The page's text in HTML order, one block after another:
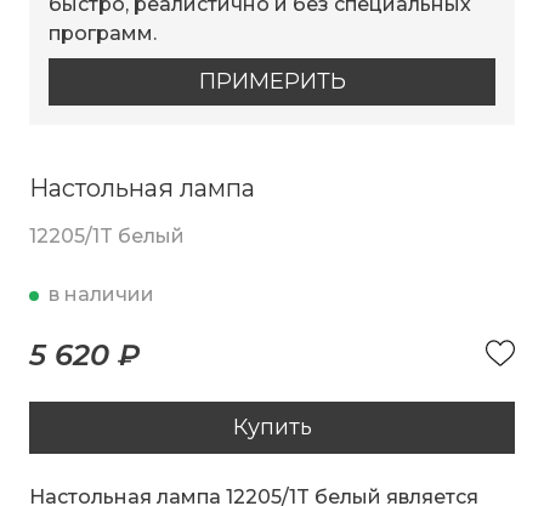
программ.
ПРИМЕРИТЬ
Настольная лампа
12205/1T белый
в наличии
5 620 ₽
Купить
Настольная лампа 12205/1T белый является